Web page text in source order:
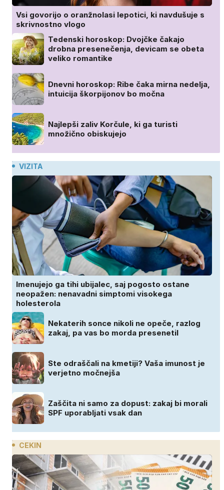
Vsi govorijo o oranžnolasi lepotici, ki navdušuje s
skrivnostno vlogo
Tedenski horoskop: Dvojčke čakajo
drobna presenečenja, devicam se obeta
veliko romantike
Dnevni horoskop: Ribe čaka mirna nedelja,
intuicija škorpijonov bo močna
Najlepši zaliv Korčule, ki ga turisti
množično obiskujejo
VIZITA
Imenujejo ga tihi ubijalec, saj pogosto ostane
neopažen: nenavadni simptomi visokega
holesterola
Nekaterih sonce nikoli ne opeče, razlog
zakaj, pa vas bo morda presenetil
Ste odraščali na kmetiji? Vaša imunost je
verjetno močnejša
Zaščita ni samo za dopust: zakaj bi morali
SPF uporabljati vsak dan
CEKIN